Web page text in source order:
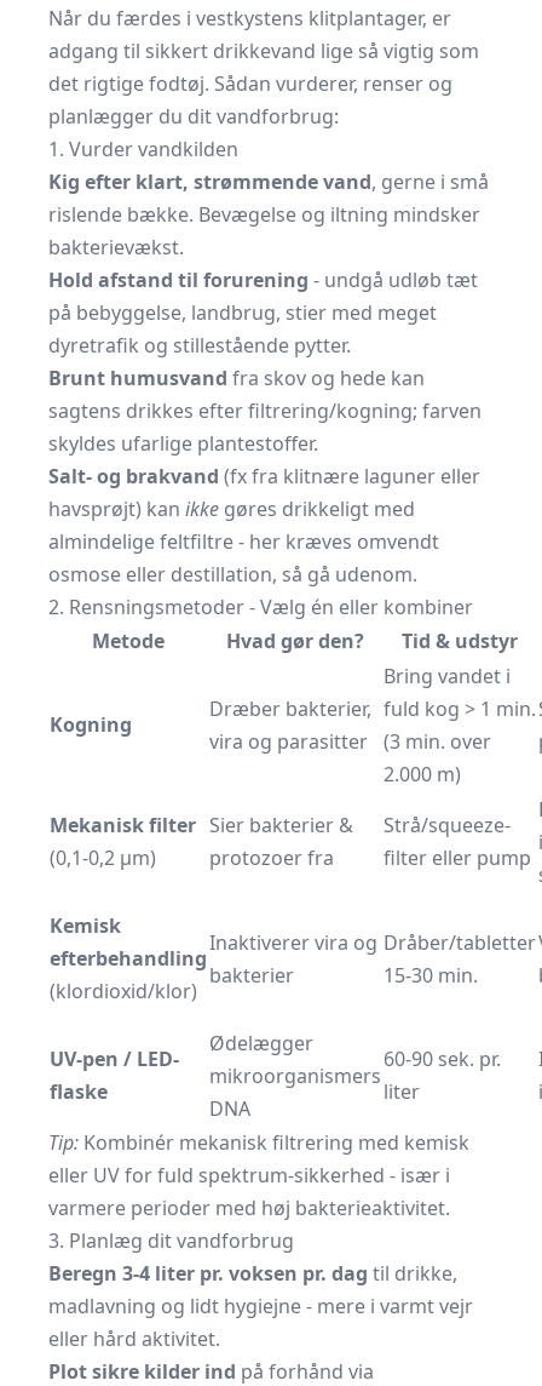
Når du færdes i vestkystens klitplantager, er
adgang til sikkert drikkevand lige så vigtig som
det rigtige fodtøj. Sådan vurderer, renser og
planlægger du dit vandforbrug:
1. Vurder vandkilden
Kig efter klart, strømmende vand, gerne i små
rislende bække. Bevægelse og iltning mindsker
bakterievækst.
Hold afstand til forurening - undgå udløb tæt
på bebyggelse, landbrug, stier med meget
dyretrafik og stillestående pytter.
Brunt humusvand fra skov og hede kan
sagtens drikkes efter filtrering/kogning; farven
skyldes ufarlige plantestoffer.
Salt- og brakvand (fx fra klitnære laguner eller
havsprøjt) kan ikke gøres drikkeligt med
almindelige feltfiltre - her kræves omvendt
osmose eller destillation, så gå udenom.
2. Rensningsmetoder - Vælg én eller kombiner
Metode
Hvad gør den? Tid & udstyr
Kogning
Dræber bakterier,
vira og parasitter
Bring vandet i
fuld kog > 1 min.
(3 min. over
2.000 m)
Mekanisk filter
(0,1-0,2 µm)
Sier bakterier &
protozoer fra
Strå/squeeze-
filter eller pump
Kemisk
efterbehandling
(klordioxid/klor)
Inaktiverer vira og
bakterier
Dråber/tabletter
15-30 min.
UV-pen / LED-
flaske
Ødelægger
mikroorganismers
DNA
60-90 sek. pr.
liter
Tip: Kombinér mekanisk filtrering med kemisk
eller UV for fuld spektrum-sikkerhed - især i
varmere perioder med høj bakterieaktivitet.
3. Planlæg dit vandforbrug
Beregn 3-4 liter pr. voksen pr. dag til drikke,
madlavning og lidt hygiejne - mere i varmt vejr
eller hård aktivitet.
Plot sikre kilder ind på forhånd via